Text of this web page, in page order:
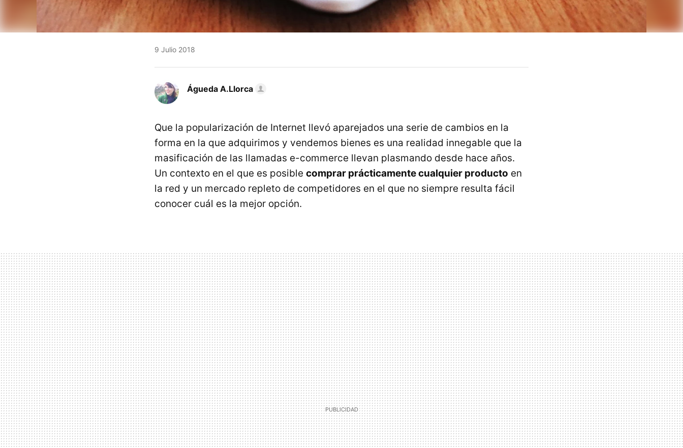
9 Julio 2018
Águeda A.Llorca
Que la popularización de Internet llevó aparejados una serie de cambios en la
forma en la que adquirimos y vendemos bienes es una realidad innegable que la
masificación de las llamadas e-commerce llevan plasmando desde hace años.
Un contexto en el que es posible comprar prácticamente cualquier producto en
la red y un mercado repleto de competidores en el que no siempre resulta fácil
conocer cuál es la mejor opción.